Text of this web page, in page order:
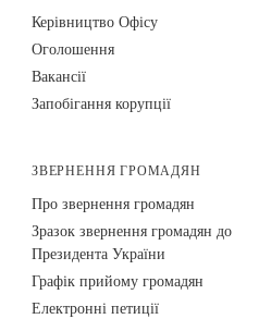
Керівництво Офісу
Оголошення
Вакансії
Запобігання корупції
ЗВЕРНЕННЯ ГРОМАДЯН
Про звернення громадян
Зразок звернення громадян до
Президента України
Графік прийому громадян
Електронні петиції